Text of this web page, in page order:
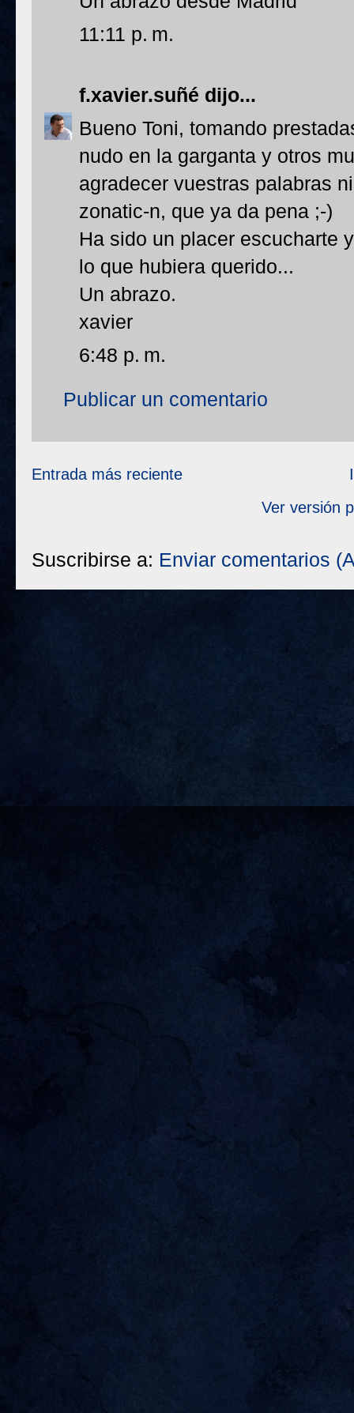
11:11 p. m.
f.xavier.suñé dijo...
Bueno Toni, tomando
nudo en la garganta y otros
agradecer vuestras palabras
zonatic-n, que ya da pena ;-)
Ha sido un placer escucharte
lo que hubiera querido...
Un abrazo.
xavier
6:48 p. m.
Publicar un comentario
Entrada más reciente
Ver versión
Suscribirse a: Enviar comentarios